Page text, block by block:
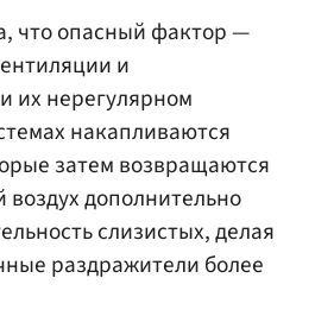
что опасный фактор —
и
их нерегулярном
накапливаются
затем возвращаются
дополнительно
слизистых, делая
раздражители более